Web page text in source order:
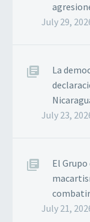
July 29,
La
July 23,
El
July 21,